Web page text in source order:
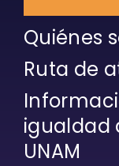
Quiénes
Ruta de
igualdad
UNAM